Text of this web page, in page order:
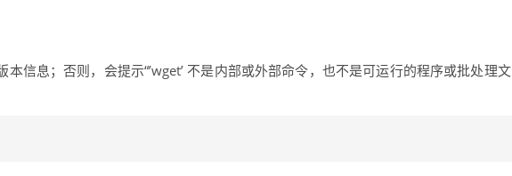
本信息；否则，会提示“’wget’ 不是内部或外部命令，也不是可运行的程序或批处理文